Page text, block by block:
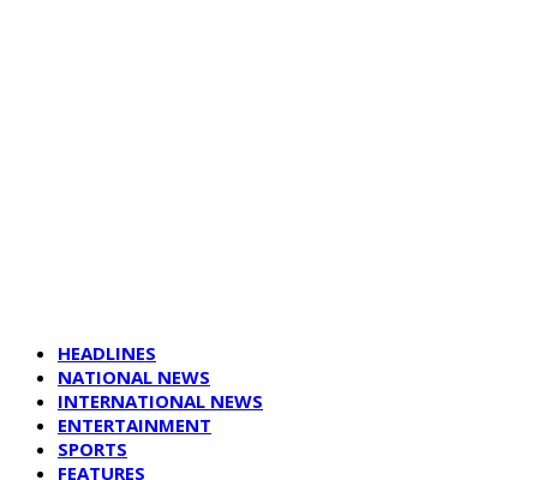
HEADLINES
NATIONAL NEWS
INTERNATIONAL NEWS
ENTERTAINMENT
SPORTS
FEATURES